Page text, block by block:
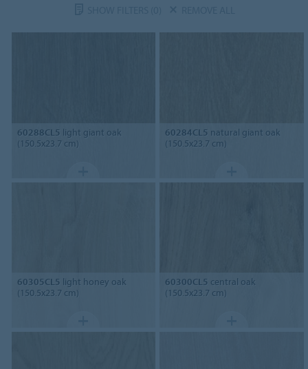
60288CL5 light giant oak
(150.5x23.7 cm)
60284CL5 natural giant oak
(150.5x23.7 cm)
60305CL5 light honey oak
(150.5x23.7 cm)
60300CL5 central oak
(150.5x23.7 cm)